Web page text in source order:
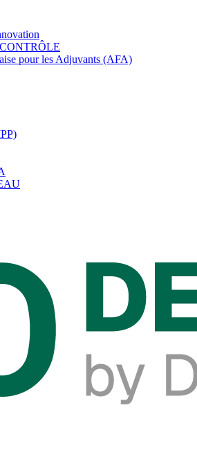
pour les Adjuvants (AFA)